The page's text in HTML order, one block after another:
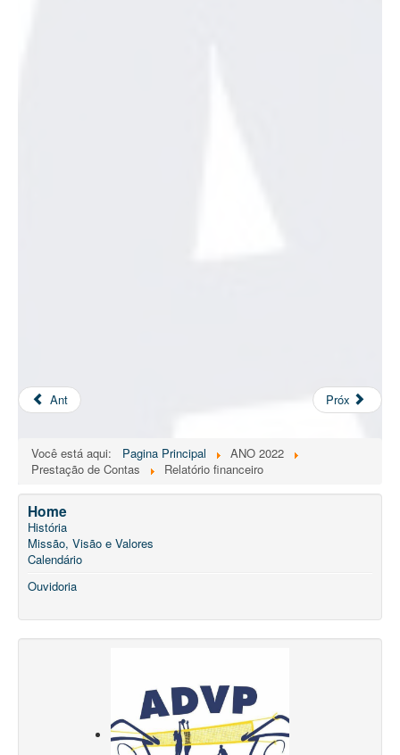
Ant Próx
Você está aqui: Pagina Principal
ANO 2022
Prestação de Contas
Relatório financeiro
Home
História
Missão, Visão e Valores
Calendário
Ouvidoria